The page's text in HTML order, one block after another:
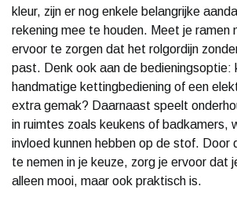
kleur, zijn er nog enkele belangrijke
rekening mee te houden. Meet je ramen
ervoor te zorgen dat het rolgordijn
past. Denk ook aan de bedieningsoptie:
handmatige kettingbediening of een
extra gemak? Daarnaast speelt
in ruimtes zoals keukens of badkamers,
invloed kunnen hebben op de stof. Door
te nemen in je keuze, zorg je ervoor dat
alleen mooi, maar ook praktisch is.